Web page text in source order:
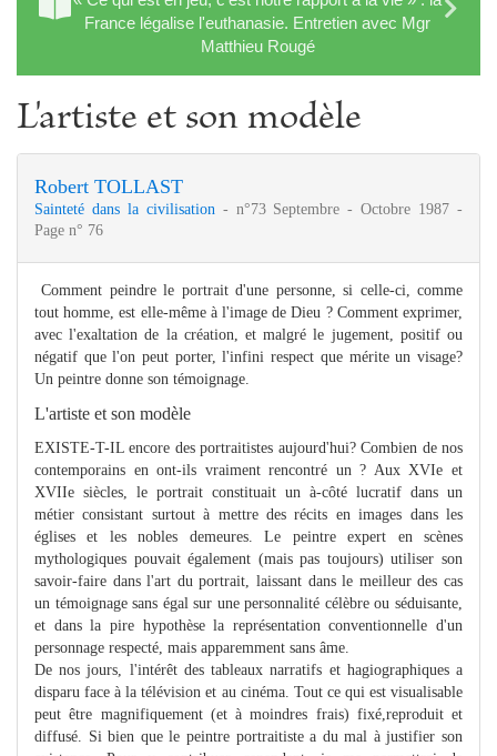
France légalise l'euthanasie. Entretien avec Mgr
Matthieu Rougé
L'artiste et son modèle
Robert TOLLAST
Sainteté dans la civilisation - n°73 Septembre - Octobre 1987 -
Page n° 76
Comment peindre le portrait d'une personne, si celle-ci, comme
tout homme, est elle-même à l'image de Dieu ? Comment exprimer,
avec l'exaltation de la création, et malgré le jugement, positif ou
négatif que l'on peut porter, l'infini respect que mérite un visage?
Un peintre donne son témoignage.
L'artiste et son modèle
EXISTE-T-IL encore des portraitistes aujourd'hui? Combien de nos
contemporains en ont-ils vraiment rencontré un ? Aux XVIe et
XVIIe siècles, le portrait constituait un à-côté lucratif dans un
métier consistant surtout à mettre des récits en images dans les
églises et les nobles demeures. Le peintre expert en scènes
mythologiques pouvait également (mais pas toujours) utiliser son
savoir-faire dans l'art du portrait, laissant dans le meilleur des cas
un témoignage sans égal sur une personnalité célèbre ou séduisante,
et dans la pire hypothèse la représentation conventionnelle d'un
personnage respecté, mais apparemment sans âme.
De nos jours, l'intérêt des tableaux narratifs et hagiographiques a
disparu face à la télévision et au cinéma. Tout ce qui est visualisable
peut être magnifiquement (et à moindres frais) fixé,reproduit et
diffusé. Si bien que le peintre portraitiste a du mal à justifier son